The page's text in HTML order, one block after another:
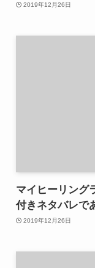
2019年12月26日
マイヒーリング
付きネタバレで
2019年12月26日